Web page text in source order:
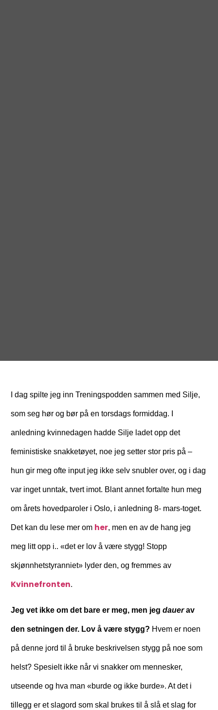
I dag spilte jeg inn Treningspodden sammen med Silje,
som seg hør og bør på en torsdags formiddag. I
anledning kvinnedagen hadde Silje ladet opp det
feministiske snakketøyet, noe jeg setter stor pris på –
hun gir meg ofte input jeg ikke selv snubler over, og i dag
var inget unntak, tvert imot. Blant annet fortalte hun meg
om årets hovedparoler i Oslo, i anledning 8- mars-toget.
Det kan du lese mer om her, men en av de hang jeg
meg litt opp i.. «det er lov å være stygg! Stopp
skjønnhetstyranniet» lyder den, og fremmes av
Kvinnefronten.
Jeg vet ikke om det bare er meg, men jegdauerav
den setningen der. Lov å være stygg? Hvem er noen
på denne jord til å bruke beskrivelsen stygg på noe som
helst? Spesielt ikke når vi snakker om mennesker,
utseende og hva man «burde og ikke burde». At det i
tillegg er et slagord som skal brukes til å slå et slag for